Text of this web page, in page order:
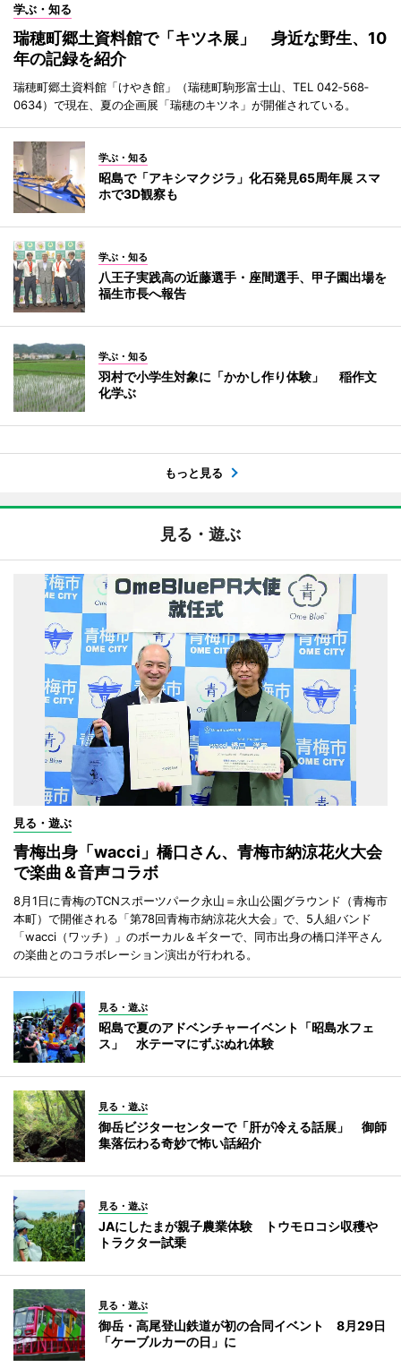
学ぶ・知る
瑞穂町郷土資料館で「キツネ展」 身近な野生、10
年の記録を紹介
瑞穂町郷土資料館「けやき館」（瑞穂町駒形富士山、TEL 042‐568‐
0634）で現在、夏の企画展「瑞穂のキツネ」が開催されている。
学ぶ・知る
昭島で「アキシマクジラ」化石発見65周年展 スマ
ホで3D観察も
学ぶ・知る
八王子実践高の近藤選手・座間選手、甲子園出場を
福生市長へ報告
学ぶ・知る
羽村で小学生対象に「かかし作り体験」 稲作文
化学ぶ
もっと見る
見る・遊ぶ
見る・遊ぶ
青梅出身「wacci」橋口さん、青梅市納涼花火大会
で楽曲＆音声コラボ
8月1日に青梅のTCNスポーツパーク永山＝永山公園グラウンド（青梅市
本町）で開催される「第78回青梅市納涼花火大会」で、5人組バンド
「wacci（ワッチ）」のボーカル＆ギターで、同市出身の橋口洋平さん
の楽曲とのコラボレーション演出が行われる。
見る・遊ぶ
昭島で夏のアドベンチャーイベント「昭島水フェ
ス」 水テーマにずぶぬれ体験
見る・遊ぶ
御岳ビジターセンターで「肝が冷える話展」 御師
集落伝わる奇妙で怖い話紹介
見る・遊ぶ
JAにしたまが親子農業体験 トウモロコシ収穫や
トラクター試乗
見る・遊ぶ
御岳・高尾登山鉄道が初の合同イベント 8月29日
「ケーブルカーの日」に